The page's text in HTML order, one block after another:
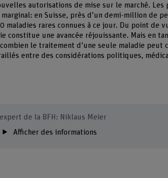
autorisations de mise sur le marché. Les
en Suisse, près d’un demi-million de
maladies rares connues à ce jour. Du point de
constitue une avancée réjouissante. Mais en
le traitement d’une seule maladie peut
entre des considérations politiques,
de la BFH: Niklaus Meier
Afficher des informations